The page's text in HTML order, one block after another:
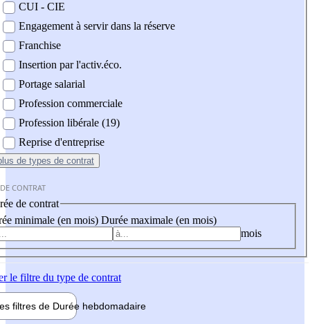
CUI - CIE
Engagement à servir dans la réserve
Franchise
Insertion par l'activ.éco.
Portage salarial
Profession commerciale
Profession libérale (19)
Reprise d'entreprise
de types de contrat
CONTRAT
de contrat
minimale (en mois) Durée maximale (en mois)
mois
le filtre du type de contrat
filtres de Durée hebdomadaire